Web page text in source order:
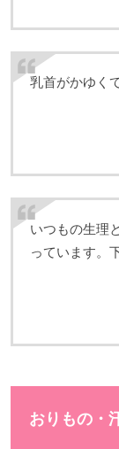
乳首がかゆく
いつもの生理
っています。
おりもの・